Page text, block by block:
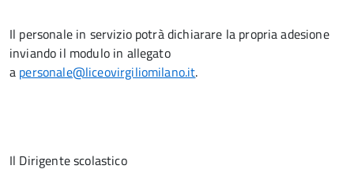
Il personale in servizio potrà dichiarare la propria adesione
inviando il modulo in allegato
a personale@liceovirgiliomilano.it.
Il Dirigente scolastico